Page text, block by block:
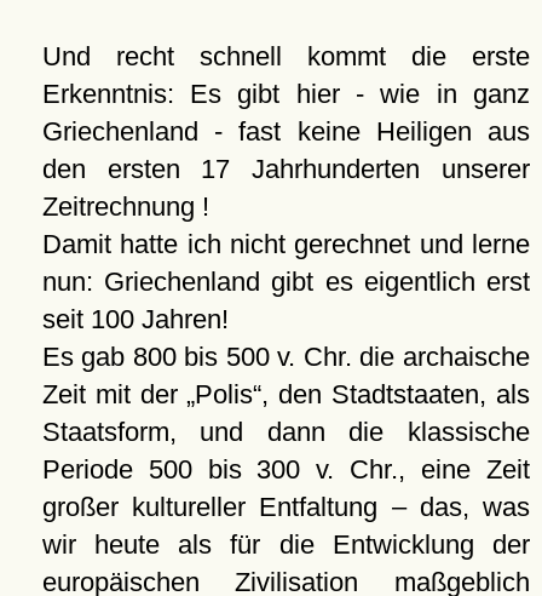
Und recht schnell kommt die erste
Erkenntnis: Es gibt hier - wie in ganz
Griechenland - fast keine Heiligen aus
den ersten 17 Jahrhunderten unserer
Zeitrechnung !
Damit hatte ich nicht gerechnet und lerne
nun: Griechenland gibt es eigentlich erst
seit 100 Jahren!
Es gab 800 bis 500 v. Chr. die archaische
Zeit mit der „Polis“, den Stadtstaaten, als
Staatsform, und dann die klassische
Periode 500 bis 300 v. Chr., eine Zeit
großer kultureller Entfaltung – das, was
wir heute als für die Entwicklung der
europäischen Zivilisation maßgeblich